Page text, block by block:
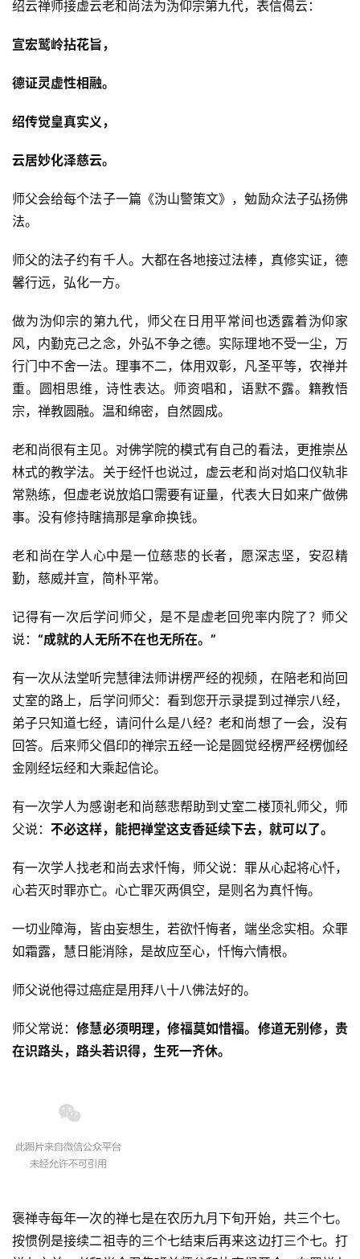
绍云禅师接虚云老和尚法为沩仰宗第九代，表信偈云：
宣宏鹫岭拈花旨，
德证灵虚性相融。
绍传觉皇真实义，
云居妙化泽慈云。
师父会给每个法子一篇《沩山警策文》，勉励众法子弘扬佛
法。
师父的法子约有千人。大都在各地接过法棒，真修实证，德
馨行远，弘化一方。
做为沩仰宗的第九代，师父在日用平常间也透露着沩仰家
风，内勤克己之念，外弘不争之德。实际理地不受一尘，万
行门中不舍一法。理事不二，体用双彰，凡圣平等，农禅并
重。圆相思维，诗性表达。师资唱和，语默不露。籍教悟
宗，禅教圆融。温和绵密，自然圆成。
老和尚很有主见。对佛学院的模式有自己的看法，更推崇丛
林式的教学法。关于经忏也说过，虚云老和尚对焰口仪轨非
常熟练，但虚老说放焰口需要有证量，代表大日如来广做佛
事。没有修持瞎搞那是拿命换钱。
老和尚在学人心中是一位慈悲的长者，愿深志坚，安忍精
勤，慈威并宣，简朴平常。
记得有一次后学问师父，是不是虚老回兜率内院了？师父
说： “成就的人无所不在也无所在。”
有一次从法堂听完慧律法师讲楞严经的视频，在陪老和尚回
丈室的路上，后学问师父：看到您开示录提到过禅宗八经，
弟子只知道七经，请问什么是八经？老和尚想了一会，没有
回答。后来师父倡印的禅宗五经一论是圆觉经楞严经楞伽经
金刚经坛经和大乘起信论。
有一次学人为感谢老和尚慈悲帮助到丈室二楼顶礼师父，师
父说： 不必这样，能把禅堂这支香延续下去，就可以了。
有一次学人找老和尚去求忏悔，师父说：罪从心起将心忏，
心若灭时罪亦亡。心亡罪灭两俱空，是则名为真忏悔。
一切业障海，皆由妄想生，若欲忏悔者，端坐念实相。众罪
如霜露，慧日能消除，是故应至心，忏悔六情根。
师父说他得过癌症是用拜八十八佛法好的。
师父常说：修慧必须明理，修福莫如惜福。修道无别修，贵
在识路头，路头若识得，生死一齐休。
褒禅寺每年一次的禅七是在农历九月下旬开始，共三个七。
按惯例是接续二祖寺的三个七结束后再来这边打三个七。打